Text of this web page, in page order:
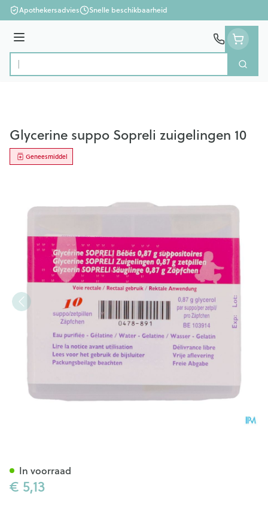
Ga naar de inhoud
Apothekersadvies Snelle beschikbaarheid
Menu
Product, merk, categorie... Zoek
Glycerine suppo Sopreli zuigelingen 10
Geneesmiddel
€ 5,13
In voorraad